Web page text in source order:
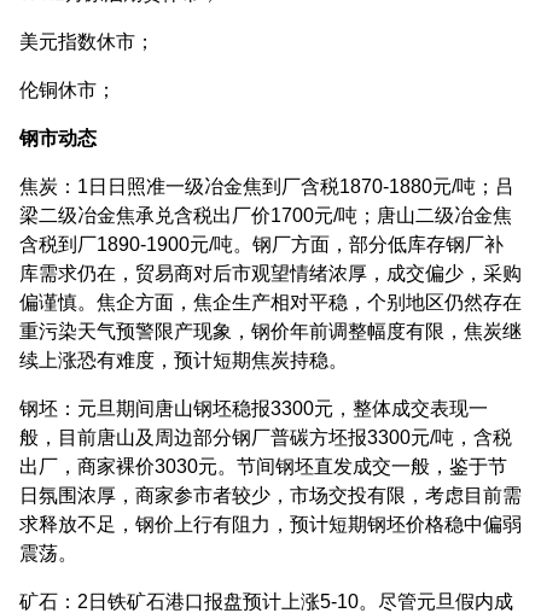
美元指数休市；
伦铜休市；
钢市动态
焦炭：1日日照准一级冶金焦到厂含税1870-1880元/吨；吕
梁二级冶金焦承兑含税出厂价1700元/吨；唐山二级冶金焦
含税到厂1890-1900元/吨。钢厂方面，部分低库存钢厂补
库需求仍在，贸易商对后市观望情绪浓厚，成交偏少，采购
偏谨慎。焦企方面，焦企生产相对平稳，个别地区仍然存在
重污染天气预警限产现象，钢价年前调整幅度有限，焦炭继
续上涨恐有难度，预计短期焦炭持稳。
钢坯：元旦期间唐山钢坯稳报3300元，整体成交表现一
般，目前唐山及周边部分钢厂普碳方坯报3300元/吨，含税
出厂，商家裸价3030元。节间钢坯直发成交一般，鉴于节
日氛围浓厚，商家参市者较少，市场交投有限，考虑目前需
求释放不足，钢价上行有阻力，预计短期钢坯价格稳中偏弱
震荡。
矿石：2日铁矿石港口报盘预计上涨5-10。尽管元旦假内成